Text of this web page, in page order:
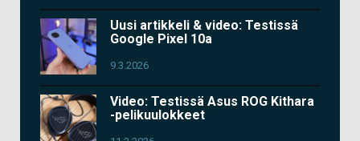
Uusi artikkeli & video: Testissä
Google Pixel 10a
9.3.2026
Video: Testissä Asus ROG Kithara
-pelikuulokkeet